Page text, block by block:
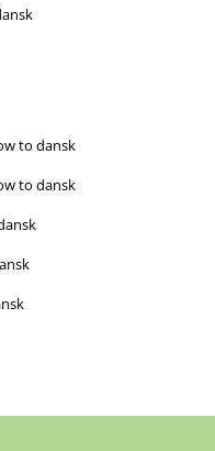
to dansk
to dansk